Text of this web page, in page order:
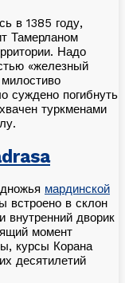
в 1385 году,
Тамерланом
Надо
«железный
суждено погибнуть
туркменами
мардинской
встроено в склон
внутренний дворик
момент
курсы Корана
десятилетий